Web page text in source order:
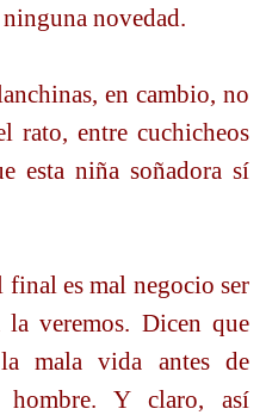
novedad.
en cambio, no
rato, entre cuchicheos
esta niña soñadora sí
final es mal negocio ser
la veremos. Dicen que
mala vida antes de
hombre. Y claro, así